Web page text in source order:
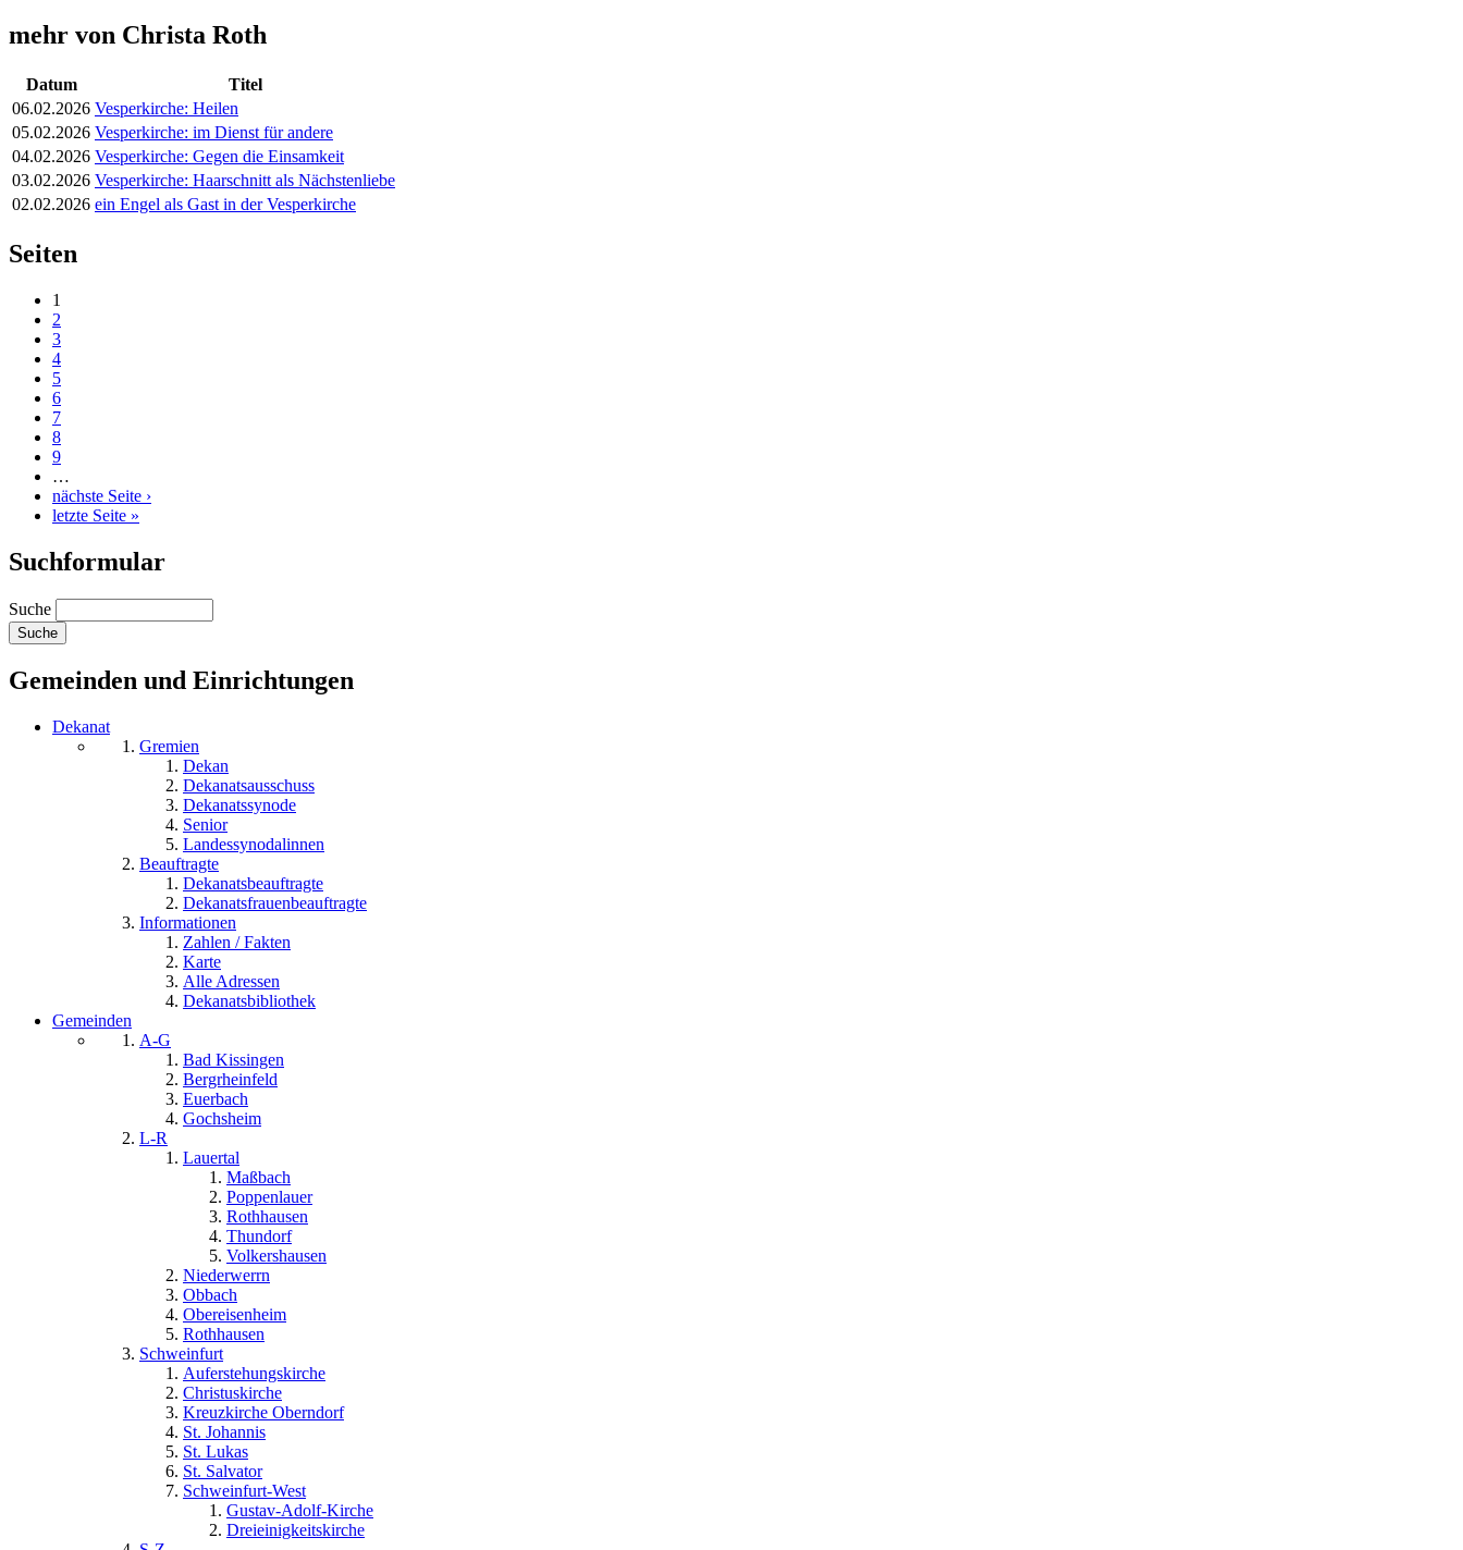
mehr von Christa Roth
Datum
Titel
06.02.2026 Vesperkirche: Heilen
05.02.2026 Vesperkirche: im Dienst für andere
04.02.2026 Vesperkirche: Gegen die Einsamkeit
03.02.2026 Vesperkirche: Haarschnitt als Nächstenliebe
02.02.2026 ein Engel als Gast in der Vesperkirche
Seiten
1
2
3
4
5
6
7
8
9
…
nächste Seite ›
letzte Seite »
Suchformular
Suche
Gemeinden und Einrichtungen
Dekanat
Gremien
Dekan
Dekanatsausschuss
Dekanatssynode
Senior
Landessynodalinnen
Beauftragte
Dekanatsbeauftragte
Dekanatsfrauenbeauftragte
Informationen
Zahlen / Fakten
Karte
Alle Adressen
Dekanatsbibliothek
Gemeinden
A-G
Bad Kissingen
Bergrheinfeld
Euerbach
Gochsheim
L-R
Lauertal
Maßbach
Poppenlauer
Rothhausen
Thundorf
Volkershausen
Niederwerrn
Obbach
Obereisenheim
Rothhausen
Schweinfurt
Auferstehungskirche
Christuskirche
Kreuzkirche Oberndorf
St. Johannis
St. Lukas
St. Salvator
Schweinfurt-West
Gustav-Adolf-Kirche
Dreieinigkeitskirche